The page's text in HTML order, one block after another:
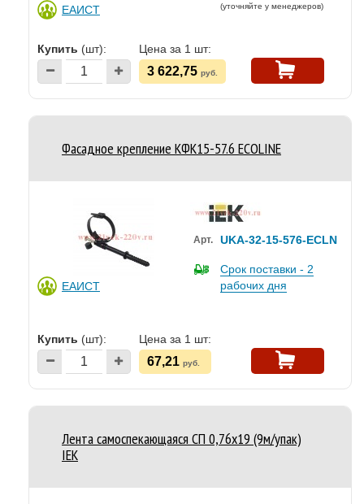
ЕАИСТ (уточняйте у менеджеров)
Купить (шт): Цена за 1 шт:
3 622,75 руб.
Фасадное крепление КФК15-57.6 ECOLINE
ЕАИСТ
Арт. UKA-32-15-576-ECLN
Срок поставки - 2
рабочих дня
Купить (шт): Цена за 1 шт:
67,21 руб.
Лента самоспекающаяся СП 0,76х19 (9м/упак)
IEK